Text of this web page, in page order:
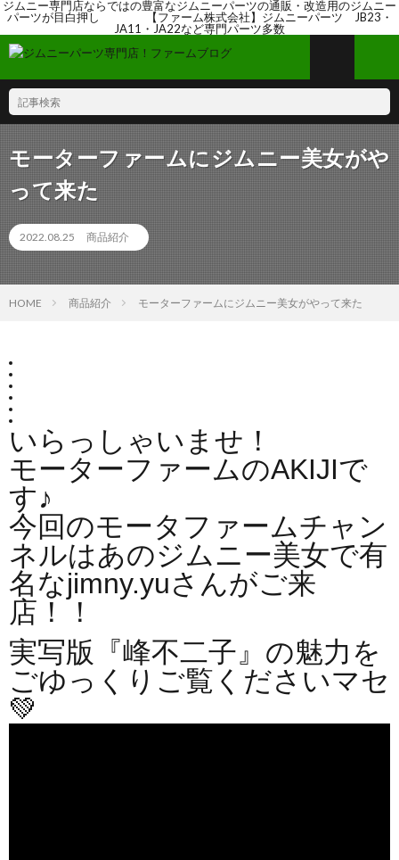
ジムニー専門店ならではの豊富なジムニーパーツの通販・改造用のジムニー
パーツが目白押し 【ファーム株式会社】ジムニーパーツ JB23・
JA11・JA22など専門パーツ多数
モーターファームにジムニー美女がや
って来た
2022.08.25 商品紹介
HOME 商品紹介 モーターファームにジムニー美女がやって来た
いらっしゃいませ！
モーターファームのAKIJIで
す♪
今回のモータファームチャン
ネルはあのジムニー美女で有
名なjimny.yuさんがご来
店！！
実写版『峰不二子』の魅力を
ごゆっくりご覧くださいマセ
💚